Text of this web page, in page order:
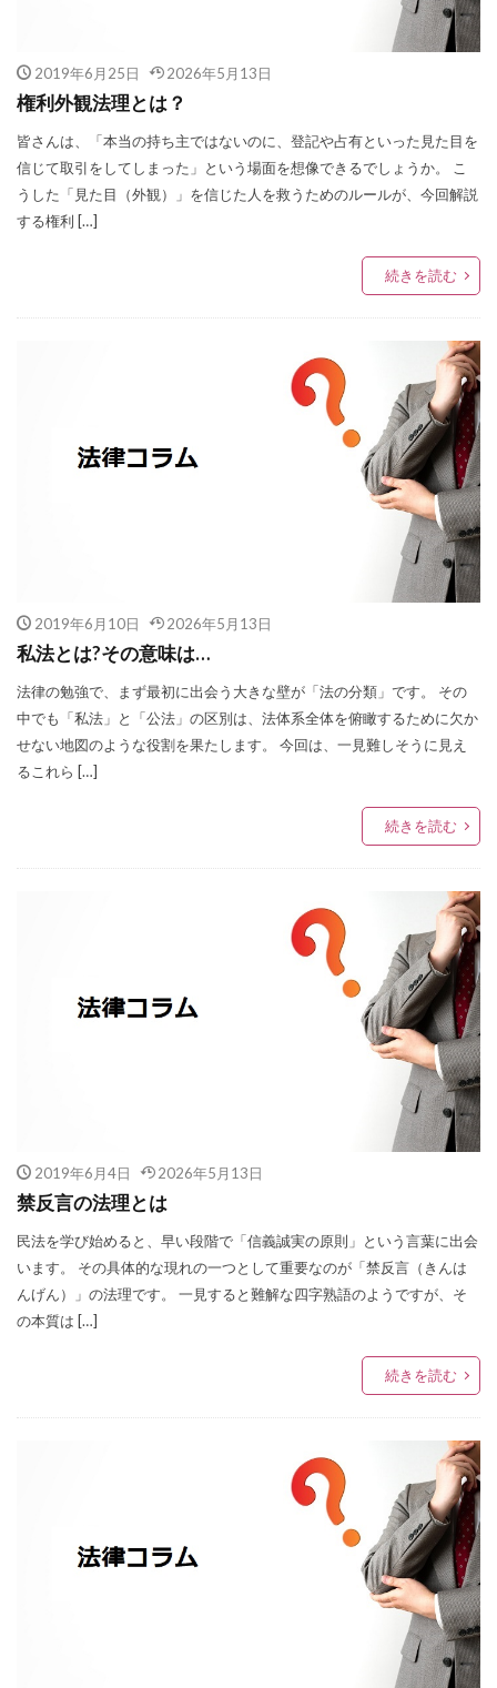
2019年6月25日 2026年5月13日
権利外観法理とは？
皆さんは、「本当の持ち主ではないのに、登記や占有といった見た目を
信じて取引をしてしまった」という場面を想像できるでしょうか。 こ
うした「見た目（外観）」を信じた人を救うためのルールが、今回解説
する権利 […]
続きを読む
2019年6月10日 2026年5月13日
私法とは?その意味は…
法律の勉強で、まず最初に出会う大きな壁が「法の分類」です。 その
中でも「私法」と「公法」の区別は、法体系全体を俯瞰するために欠か
せない地図のような役割を果たします。 今回は、一見難しそうに見え
るこれら […]
続きを読む
2019年6月4日 2026年5月13日
禁反言の法理とは
民法を学び始めると、早い段階で「信義誠実の原則」という言葉に出会
います。 その具体的な現れの一つとして重要なのが「禁反言（きんは
んげん）」の法理です。 一見すると難解な四字熟語のようですが、そ
の本質は […]
続きを読む